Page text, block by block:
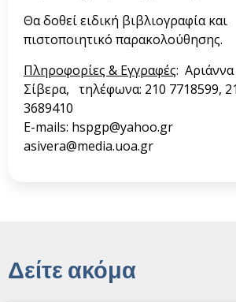
Θα δοθεί ειδική βιβλιογραφία και
πιστοποιητικό παρακολούθησης.
Πληροφορίες & Εγγραφές: Αριάννα
Σίβερα, τηλέφωνα: 210 7718599,
3689410
E-mails: hspgp@yahoo.gr
asivera@media.uoa.gr
Δείτε ακόμα